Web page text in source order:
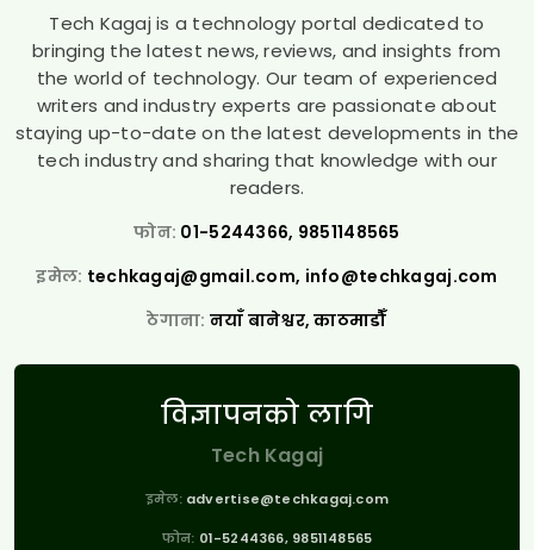
Tech Kagaj is a technology portal dedicated to
bringing the latest news, reviews, and insights from
the world of technology. Our team of experienced
writers and industry experts are passionate about
staying up-to-date on the latest developments in the
tech industry and sharing that knowledge with our
readers.
फोन: 01-5244366, 9851148565
इमेल: techkagaj@gmail.com, info@techkagaj.com
ठेगाना: नयाँ बानेश्वर, काठमाडौँ
विज्ञापनको लागि
Tech Kagaj
इमेल: advertise@techkagaj.com
फोन: 01-5244366, 9851148565